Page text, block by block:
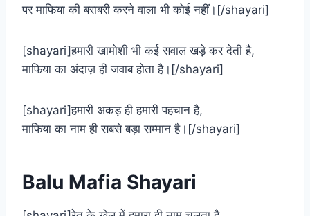
पर माफिया की बराबरी करने वाला भी कोई नहीं।[/shayari]
[shayari]हमारी खामोशी भी कई सवाल खड़े कर देती है,
माफिया का अंदाज़ ही जवाब होता है।[/shayari]
[shayari]हमारी अकड़ ही हमारी पहचान है,
माफिया का नाम ही सबसे बड़ा सम्मान है।[/shayari]
Balu Mafia Shayari